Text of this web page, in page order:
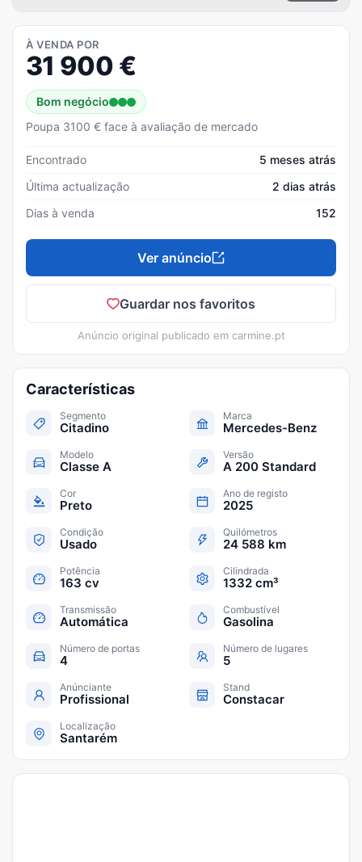
À VENDA POR
31 900 €
Bom negócio
Poupa 3100 € face à avaliação de mercado
Encontrado
5 meses atrás
Última actualização
2 dias atrás
Dias à venda
152
Ver anúncio
Guardar nos favoritos
Anúncio original publicado em carmine.pt
Características
Segmento
Citadino
Marca
Mercedes-Benz
Modelo
Classe A
Versão
A 200 Standard
Cor
Preto
Ano de registo
2025
Condição
Usado
Quilómetros
24 588 km
Potência
163 cv
Cilindrada
1332 cm³
Transmissão
Automática
Combustível
Gasolina
Número de portas
4
Número de lugares
5
Anúnciante
Profissional
Stand
Constacar
Localização
Santarém